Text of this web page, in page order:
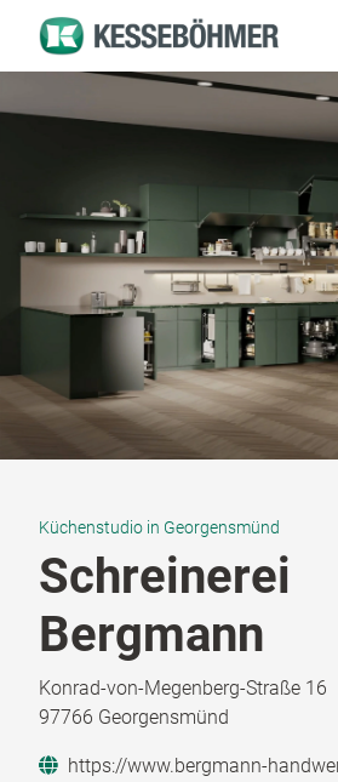
Küchenstudio in Georgensmünd
Schreinerei
Bergmann
Konrad-von-Megenberg-Straße 16
97766 Georgensmünd
https://www.bergmann-